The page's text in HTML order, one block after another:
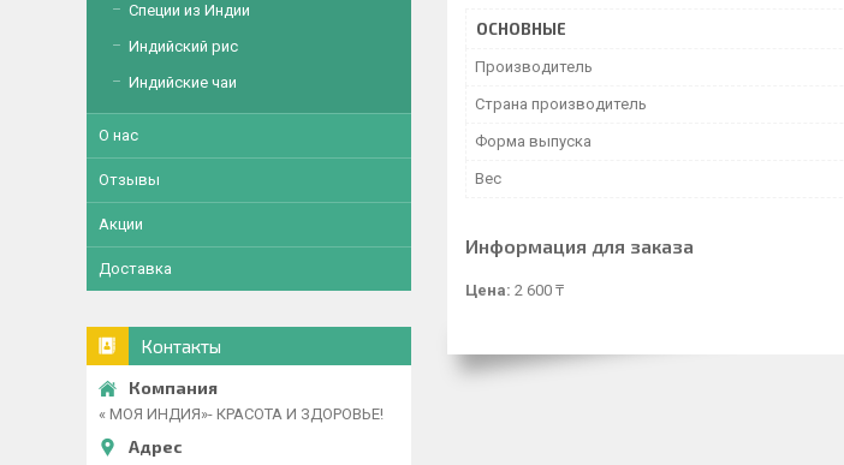
ОСНОВНЫЕ
Производитель
Страна производитель
Форма выпуска
Вес
Информация для заказа
Цена: 2 600 ₸
Специи из Индии
Индийский рис
Индийские чаи
О нас
Отзывы
Акции
Доставка
Контакты
« МОЯ ИНДИЯ»- КРАСОТА И ЗДОРОВЬЕ!